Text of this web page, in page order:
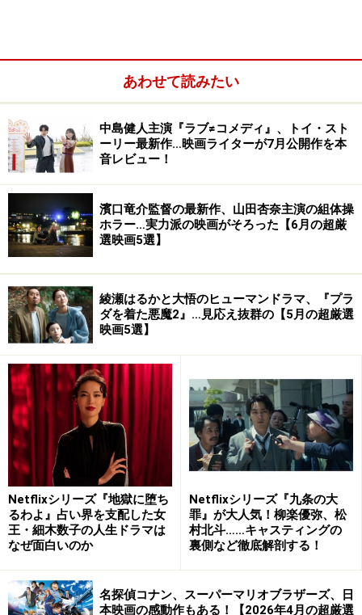
（C）2021「キネマの神様」製作委員会
『キネマの神様』公式サイト
（https://movies.shochiku.co.jp/kinema-kamisama/）
2：『ワイルド・スピード ジェットブレイ
ク』8月6日公開
熱狂的ファンがいる『ワイスピ』シリーズの最新作が登
場！ このシリーズ、なんと20年も続いており、本作は9
作目。ドミニク（ヴィン・ディーゼル）は、仲間のピン
チを救ったとき、世界のコンピューターを操るシステム
を発見。
しかし、これをめぐってドミニクと弟のジェイコブ（ジ
ョン・シナ）が争い、前作で大活躍した悪役サイファー
のシャーリーズ・セロンも参戦して、コトはどんどん大
きくなっていくのです。もちろん壮絶なカーアクション
カッとさせてくれます。
あわせて読みたい
中島健人主演『ラブ≠コメディ』、トイ・スト
ーリー最新作…映画ライターが7月公開作を本
音レビュー！
濱口竜介監督の最新作、山田杏奈主演の組体操
ホラー…実力派の映画がそろった【6月の超厳
選映画5選】
綾瀬はるかと大悟のヒューマンドラマ、『プラ
ダを着た悪魔2』…見応え抜群の【5月の超厳選
映画5選】
Netflixシリーズ『地獄に堕ち
るわよ』占い界を支配した女
王・細木数子の人生ドラマは
なぜ面白いのか
Netflixシリーズ『九条の大
罪』が大人気！柳楽優弥、松
村北斗……キャスティングの
裏側など徹底解剖する！
名探偵コナン、スーパーマリオブラザーズ、日
本映画の感動作もある！【2026年4月の超厳選